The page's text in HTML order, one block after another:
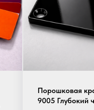
Порошковая
9005 Глубокий